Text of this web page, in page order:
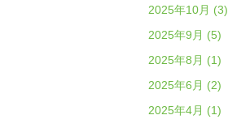
2025年10月 (3)
2025年9月 (5)
2025年8月 (1)
2025年6月 (2)
2025年4月 (1)